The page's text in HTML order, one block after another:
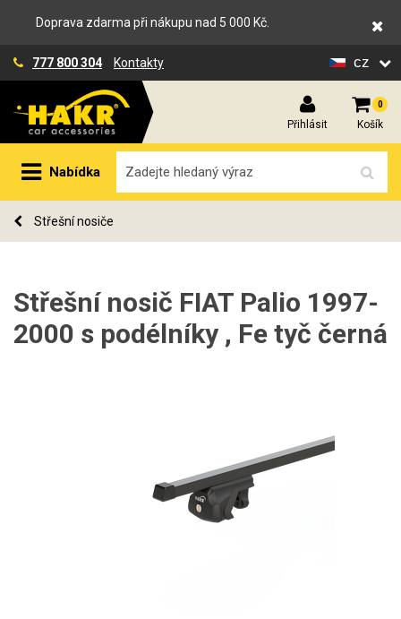
Doprava zdarma při nákupu nad 5 000 Kč.
777 800 304 Kontakty cz
Přihlásit
0
Košík
Nabídka
Střešní nosiče
Střešní nosič FIAT Palio 1997-
2000 s podélníky , Fe tyč černá